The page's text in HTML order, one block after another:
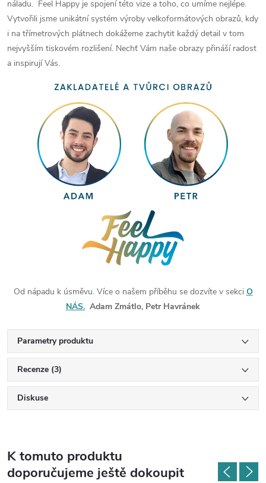
náladu. Feel Happy je spojení této vize a toho, co umíme nejlépe.
Vytvořili jsme unikátní systém výroby velkoformátových obrazů, kdy
i na třímetrových plátnech dokážeme zachytit každý detail v tom
nejvyšším tiskovém rozlišení. Nechť Vám naše obrazy přináší radost
a inspirují Vás.
Od nápadu k úsměvu. Více o našem příběhu se dozvíte v sekci O
NÁS. Adam Zmátlo, Petr Havránek
Parametry produktu
Recenze (3)
Diskuse
K tomuto produktu
doporučujeme ještě dokoupit